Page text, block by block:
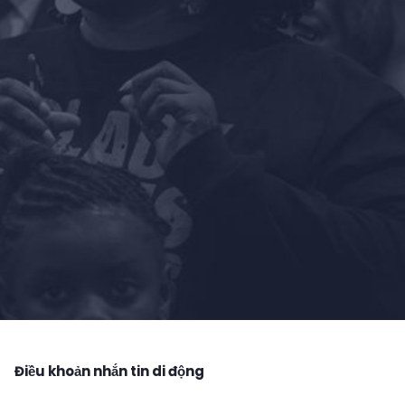
Điều khoản nhắn tin di động